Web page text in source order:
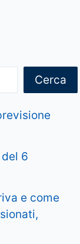
Cerca
6
e come